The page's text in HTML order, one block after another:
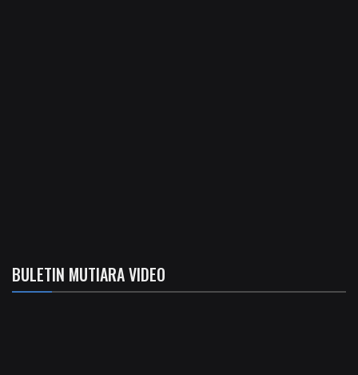
BULETIN MUTIARA VIDEO